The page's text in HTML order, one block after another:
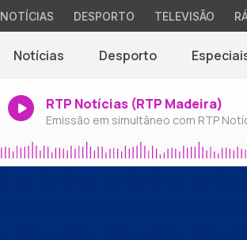
NOTÍCIAS DESPORTO TELEVISÃO
Notícias Desporto
RTP Notícias (RTP Madeira)
Emissão em simultâneo com RTP